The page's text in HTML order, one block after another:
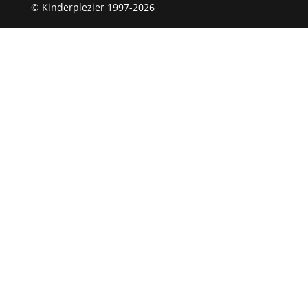
© Kinderplezier 1997-2026